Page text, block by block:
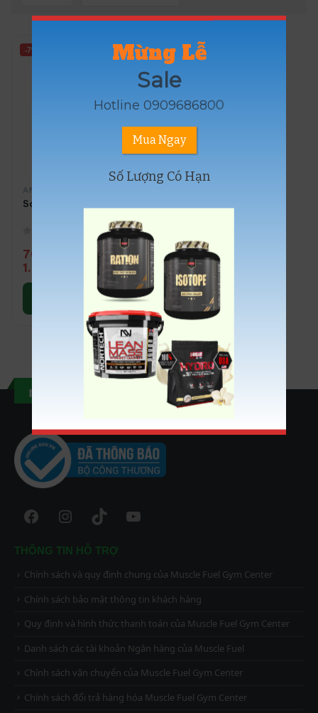
-7%
AMINO ACIDS
Scitec Nutrition BCAA + Glutamine Xpress 300-600g
700.000
1.090.000
musclefuel.vn
Facebook
Instagram
TikTokYouTube
THÔNG TIN HỖ TRỢ
Chính sách và quy định chung của Muscle Fuel Gym Center
Chính sách bảo mật thông tin khách hàng
Quy định và hình thức thanh toán của Muscle Fuel Gym Center
Danh sách các tài khoản Ngân hàng của Muscle Fuel
Chính sách vận chuyển của Muscle Fuel Gym Center
Chính sách đổi trả hàng hóa Muscle Fuel Gym Center
Mừng Lễ
Sale
Hotline 0909686800
Mua Ngay
Số Lượng Có Hạn